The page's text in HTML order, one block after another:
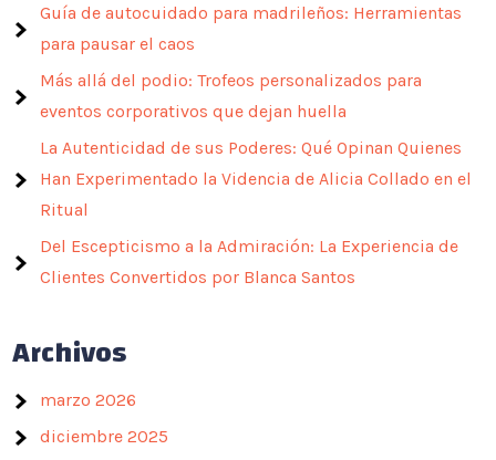
Guía de autocuidado para madrileños: Herramientas
para pausar el caos
Más allá del podio: Trofeos personalizados para
eventos corporativos que dejan huella
La Autenticidad de sus Poderes: Qué Opinan Quienes
Han Experimentado la Videncia de Alicia Collado en el
Ritual
Del Escepticismo a la Admiración: La Experiencia de
Clientes Convertidos por Blanca Santos
Archivos
marzo 2026
diciembre 2025